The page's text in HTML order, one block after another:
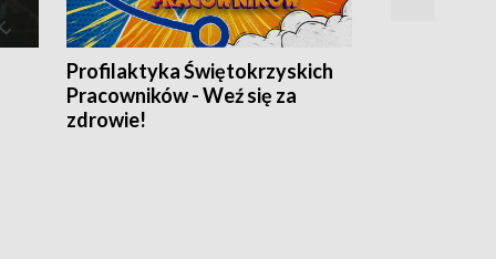
Profilaktyka Świętokrzyskich
Pracowników - Weź się za
zdrowie!